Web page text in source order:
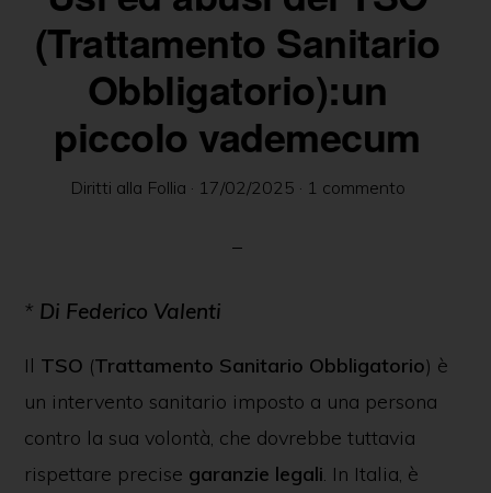
delle
persone
ambito
psichiatrico
(Trattamento Sanitario
Obbligatorio):un
piccolo vademecum
Diritti alla Follia · 17/02/2025 · 1 commento
* Di Federico Valenti
Il TSO (Trattamento Sanitario Obbligatorio) è
un intervento sanitario imposto a una persona
contro la sua volontà, che dovrebbe tuttavia
rispettare precise garanzie legali. In Italia, è